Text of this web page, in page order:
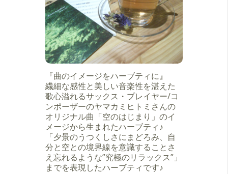
『曲のイメージをハーブティに』
繊細な感性と美しい音楽性を湛えた
歌心溢れるサックス・プレイヤー/コ
ンポーザーのヤマカミヒトミさんの
オリジナル曲「空のはじまり」のイ
メージから生まれたハーブティ♪
「夕景のうつくしさにまどろみ、自
分と空との境界線を意識することさ
え忘れるような”究極のリラックス”」
までを表現したハーブティです♪